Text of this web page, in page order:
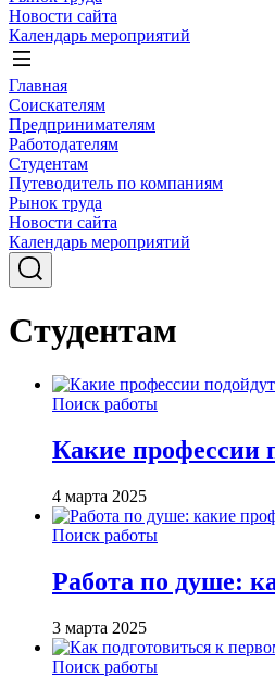
Новости сайта
Календарь мероприятий
Главная
Соискателям
Предпринимателям
Работодателям
Студентам
Путеводитель по компаниям
Рынок труда
Новости сайта
Календарь мероприятий
Студентам
Поиск работы
Какие профессии
4 марта 2025
Поиск работы
Работа по душе:
3 марта 2025
Поиск работы